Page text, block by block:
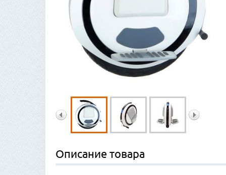
Описание товара